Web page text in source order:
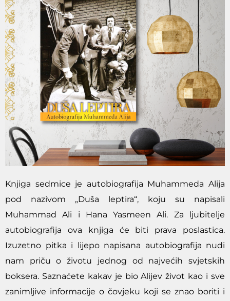
Knjiga sedmice je autobiografija Muhammeda Alija
pod nazivom „Duša leptira“, koju su napisali
Muhammad Ali i Hana Yasmeen Ali. Za ljubitelje
autobiografija ova knjiga će biti prava poslastica.
Izuzetno pitka i lijepo napisana autobiografija nudi
nam priču o životu jednog od najvećih svjetskih
boksera. Saznaćete kakav je bio Alijev život kao i sve
zanimljive informacije o čovjeku koji se znao boriti i